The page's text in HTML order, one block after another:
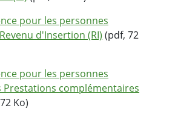
pour les personnes
d'Insertion (RI) (pdf, 72
pour les personnes
Prestations complémentaires
Ko)